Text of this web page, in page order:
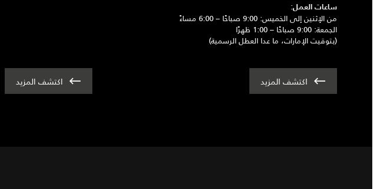
ساعات العمل:
من الإثنين إلى الخميس: 9:00 صباحًا – 6:00 مساءً
الجمعة: 9:00 صباحًا – 1:00 ظهرًا
(بتوقيت الإمارات، ما عدا العطل الرسمية)
اكتشف المزيد اكتشف المزيد